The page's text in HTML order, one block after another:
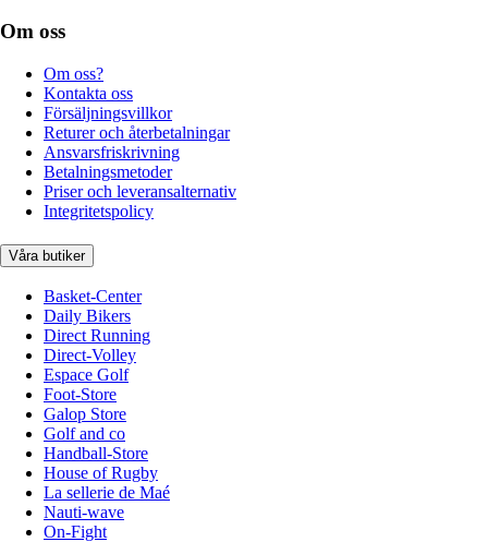
Om oss
Om oss?
Kontakta oss
Försäljningsvillkor
Returer och återbetalningar
Ansvarsfriskrivning
Betalningsmetoder
Priser och leveransalternativ
Integritetspolicy
Våra butiker
Basket-Center
Daily Bikers
Direct Running
Direct-Volley
Espace Golf
Foot-Store
Galop Store
Golf and co
Handball-Store
House of Rugby
La sellerie de Maé
Nauti-wave
On-Fight